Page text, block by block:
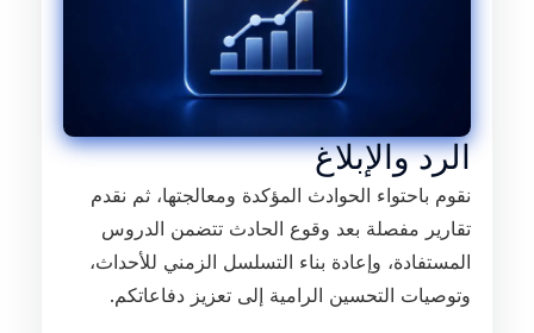
الرد والإبلاغ
نقوم باحتواء الحوادث المؤكدة ومعالجتها، ثم نقدم
تقارير مفصلة بعد وقوع الحادث تتضمن الدروس
المستفادة، وإعادة بناء التسلسل الزمني للأحداث،
وتوصيات التحسين الرامية إلى تعزيز دفاعاتكم.